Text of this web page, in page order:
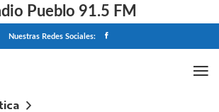
Pueblo 91.5 FM
Nuestras Redes Sociales: